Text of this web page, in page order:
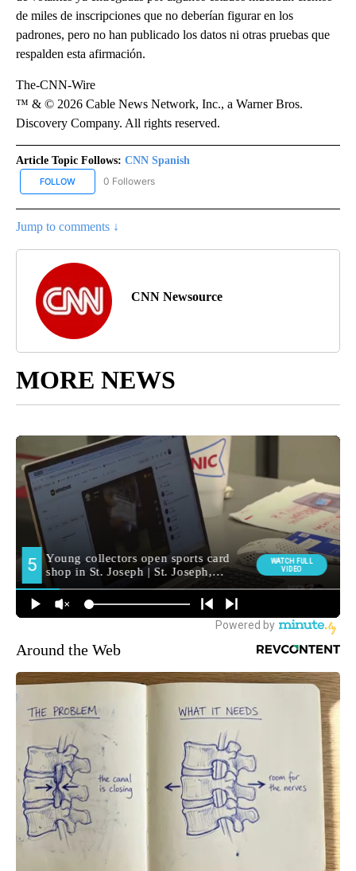
de miles de inscripciones que no deberían figurar en los
padrones, pero no han publicado los datos ni otras pruebas que
respalden esta afirmación.
The-CNN-Wire
™ & © 2026 Cable News Network, Inc., a Warner Bros.
Discovery Company. All rights reserved.
Article Topic Follows: CNN Spanish
FOLLOW FOLLOW "CNN SPANISH" TO RECEIVE NOTIFICATIONS ABOUT
0 Followers
Jump to comments ↓
CNN Newsource
MORE NEWS
Around the Web